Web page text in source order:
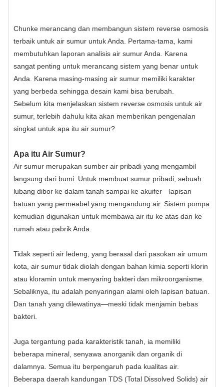
Chunke merancang dan membangun sistem reverse osmosis
terbaik untuk air sumur untuk Anda. Pertama-tama, kami
membutuhkan laporan analisis air sumur Anda. Karena
sangat penting untuk merancang sistem yang benar untuk
Anda. Karena masing-masing air sumur memiliki karakter
yang berbeda sehingga desain kami bisa berubah.
Sebelum kita menjelaskan sistem reverse osmosis untuk air
sumur, terlebih dahulu kita akan memberikan pengenalan
singkat untuk apa itu air sumur?
Apa itu Air Sumur?
Air sumur merupakan sumber air pribadi yang mengambil
langsung dari bumi. Untuk membuat sumur pribadi, sebuah
lubang dibor ke dalam tanah sampai ke akuifer—lapisan
batuan yang permeabel yang mengandung air. Sistem pompa
kemudian digunakan untuk membawa air itu ke atas dan ke
rumah atau pabrik Anda.
Tidak seperti air ledeng, yang berasal dari pasokan air umum
kota, air sumur tidak diolah dengan bahan kimia seperti klorin
atau kloramin untuk menyaring bakteri dan mikroorganisme.
Sebaliknya, itu adalah penyaringan alami oleh lapisan batuan.
Dan tanah yang dilewatinya—meski tidak menjamin bebas
bakteri.
Juga tergantung pada karakteristik tanah, ia memiliki
beberapa mineral, senyawa anorganik dan organik di
dalamnya. Semua itu berpengaruh pada kualitas air.
Beberapa daerah kandungan TDS (Total Dissolved Solids) air